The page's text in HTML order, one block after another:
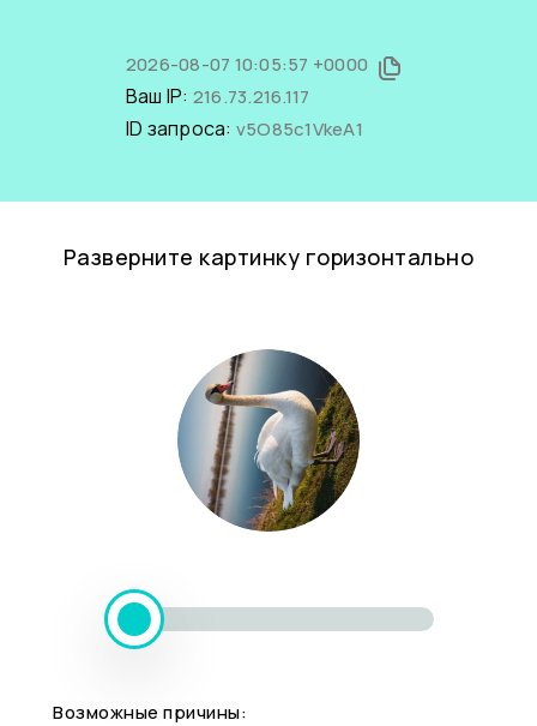
2026-08-07 10:05:57 +0000
Ваш IP: 216.73.216.117
ID запроса: v5O85c1VkeA1
Разверните картинку горизонтально
Возможные причины: